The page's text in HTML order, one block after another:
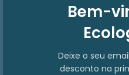
Bem-
Deixe o seu
desconto na